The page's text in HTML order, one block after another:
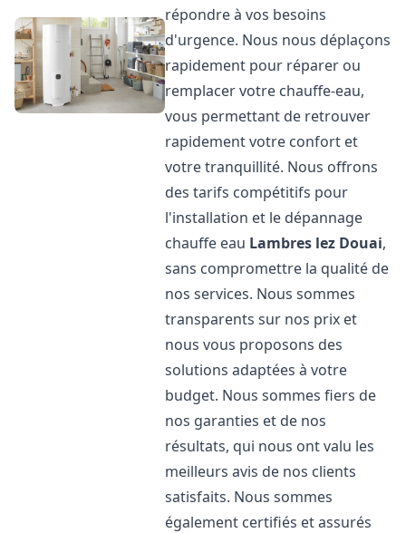
répondre à vos besoins
d'urgence. Nous nous déplaçons
rapidement pour réparer ou
remplacer votre chauffe-eau,
vous permettant de retrouver
rapidement votre confort et
votre tranquillité. Nous offrons
des tarifs compétitifs pour
l'installation et le dépannage
chauffe eau Lambres lez Douai,
sans compromettre la qualité de
nos services. Nous sommes
transparents sur nos prix et
nous vous proposons des
solutions adaptées à votre
budget. Nous sommes fiers de
nos garanties et de nos
résultats, qui nous ont valu les
meilleurs avis de nos clients
satisfaits. Nous sommes
également certifiés et assurés